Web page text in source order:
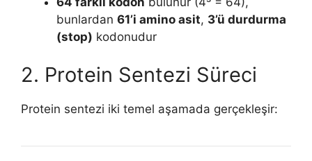
bunlardan 61’i amino asit, 3’ü durdurma
(stop) kodonudur
2. Protein Sentezi Süreci
Protein sentezi iki temel aşamada gerçekleşir: